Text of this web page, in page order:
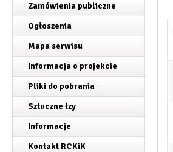
Zamówienia publiczne
Ogłoszenia
Mapa serwisu
Informacja o projekcie
Pliki do pobrania
Sztuczne łzy
Informacje
Kontakt RCKiK